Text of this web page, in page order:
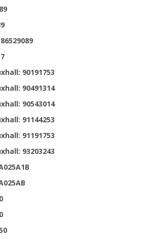
90191753
90491314
90543014
91144253
91191753
93203243